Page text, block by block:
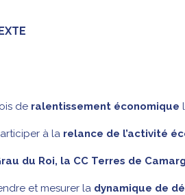
de ralentissement économique
à la relance de l’activité
du Roi, la CC Terres de
et mesurer la dynamique de